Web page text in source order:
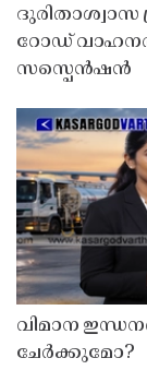
റോഡ്
സസ്പെൻഷൻ
വിമാന
ചേർക്കുമോ?